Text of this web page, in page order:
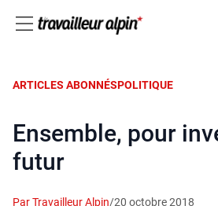
ARTICLES ABONNÉSPOLITIQUE
Ensemble, pour
futur
Par Travailleur Alpin/20 octobre 2018